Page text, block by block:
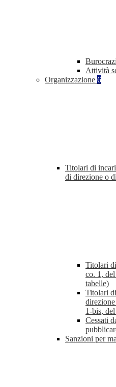
Attività
Organizzazione 6
Titolari di
di direzione o
Titolari
co. 1,
tabelle)
Titolari
1-bis,
Cessati
Sanzioni per